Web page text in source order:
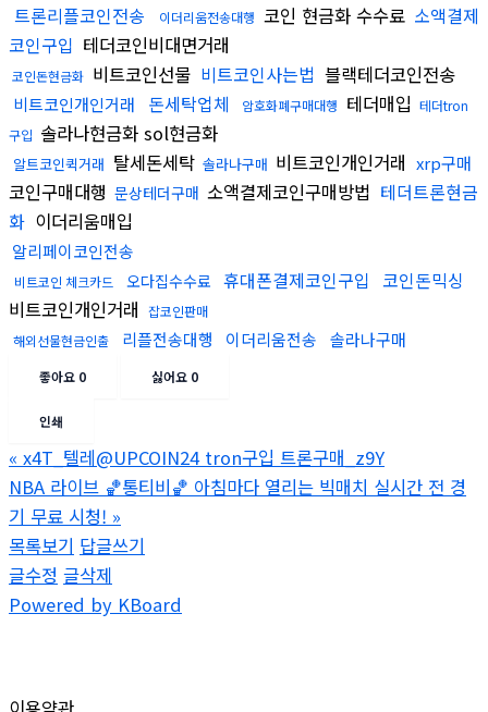
트론리플코인전송 이더리움전송대행 코인 현금화 수수료 소액결제
코인구입 테더코인비대면거래
코인돈현금화 비트코인선물 비트코인사는법 블랙테더코인전송
비트코인개인거래 돈세탁업체 암호화폐구매대행 테더매입 테더tron
구입 솔라나현금화 sol현금화
알트코인퀵거래 탈세돈세탁 솔라나구매 비트코인개인거래 xrp구매
코인구매대행 문상테더구매 소액결제코인구매방법 테더트론현금
화 이더리움매입
알리페이코인전송
비트코인 체크카드 오다집수수료 휴대폰결제코인구입 코인돈믹싱
비트코인개인거래 잡코인판매
해외선물현금인출
리플전송대행 이더리움전송 솔라나구매
좋아요 0 싫어요 0
인쇄
« x4T_텔레@UPCOIN24 tron구입 트론구매_z9Y
NBA 라이브 🏀통티비🏀 아침마다 열리는 빅매치 실시간 전 경
기 무료 시청! »
목록보기 답글쓰기
글수정 글삭제
Powered by KBoard